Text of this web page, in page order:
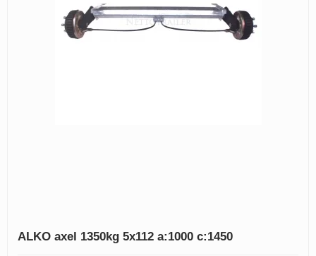
ALKO axel 1350kg 5x112 a:1000 c:1450